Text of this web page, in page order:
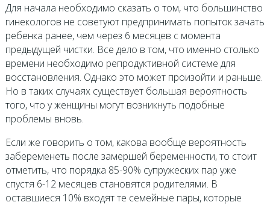
Для начала необходимо сказать о том, что большинство
гинекологов не советуют предпринимать попыток зачать
ребенка ранее, чем через 6 месяцев с момента
предыдущей чистки. Все дело в том, что именно столько
времени необходимо репродуктивной системе для
восстановления. Однако это может произойти и раньше.
Но в таких случаях существует большая вероятность
того, что у женщины могут возникнуть подобные
проблемы вновь.
Если же говорить о том, какова вообще вероятность
забеременеть после замершей беременности, то стоит
отметить, что порядка 85-90% супружеских пар уже
спустя 6-12 месяцев становятся родителями. В
оставшиеся 10% входят те семейные пары, которые